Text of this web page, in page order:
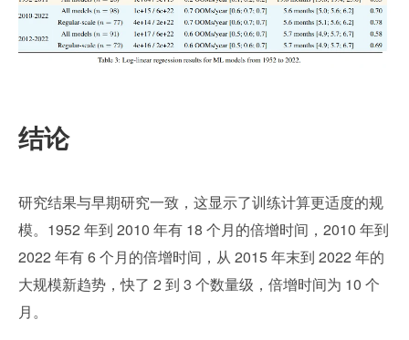
结论
研究结果与早期研究一致，这显示了训练计算更适度的规
模。1952 年到 2010 年有 18 个月的倍增时间，2010 年到
2022 年有 6 个月的倍增时间，从 2015 年末到 2022 年的
大规模新趋势，快了 2 到 3 个数量级，倍增时间为 10 个
月。